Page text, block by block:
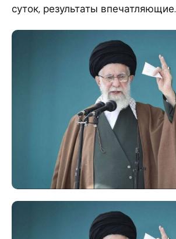
суток, результаты впечатляющие.